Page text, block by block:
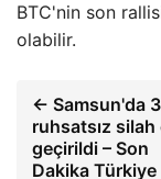
BTC'nin son
olabilir.
← Samsun'da 3
ruhsatsız silah
geçirildi – Son
Dakika Türkiye